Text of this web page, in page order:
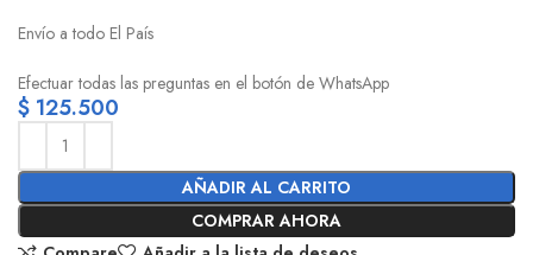
Envío a todo El País
Efectuar todas las preguntas en el botón de WhatsApp
$ 125.500
AÑADIR AL CARRITO
COMPRAR AHORA